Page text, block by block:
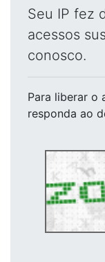
Seu IP fez
acessos
conosco.
Para liberar o
responda ao